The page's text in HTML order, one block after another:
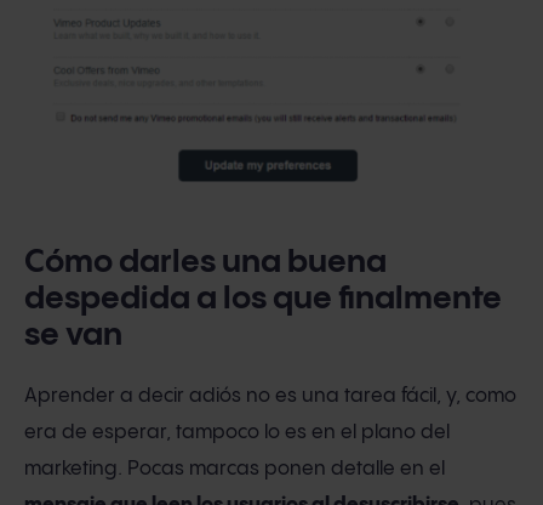
Cómo darles una buena
despedida a los que finalmente
se van
Aprender a decir adiós no es una tarea fácil, y, como
era de esperar, tampoco lo es en el plano del
marketing. Pocas marcas ponen detalle en el